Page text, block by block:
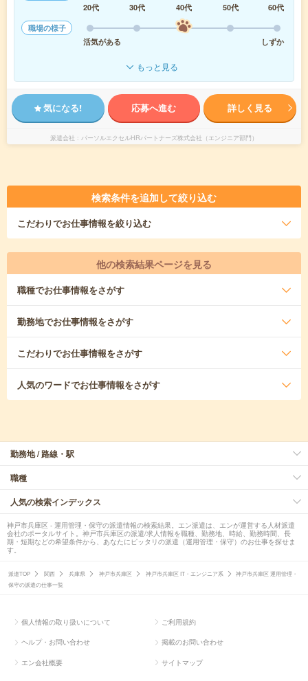
20代
30代 40代 50代
60代
職場の様子
活気がある
しずか
もっと見る
気になる! 応募へ進む 詳しく見る
派遣会社 パーソルエクセルHRパートナーズ株式会社（エンジニア部門）
検索条件を追加して絞り込む
こだわりでお仕事情報を絞り込む
他の検索結果ページを見る
職種でお仕事情報をさがす
勤務地でお仕事情報をさがす
こだわりでお仕事情報をさがす
人気のワードでお仕事情報をさがす
勤務地 / 路線・駅
職種
人気の検索インデックス
神戸市兵庫区 - 運用管理・保守の派遣情報の検索結果。エン派遣は、エンが運営する人材派遣
会社のポータルサイト。神戸市兵庫区の派遣/求人情報を職種、勤務地、時給、勤務時間、長
期・短期などの希望条件から、あなたにピッタリの派遣（運用管理・保守）のお仕事を探せま
す。
派遣TOP 関西 兵庫県 神戸市兵庫区 神戸市兵庫区 IT・エンジニア系
神戸市兵庫区 運用管理・
保守の派遣の仕事一覧
個人情報の取り扱いについて ご利用規約
ヘルプ・お問い合わせ 掲載のお問い合わせ
エン会社概要 サイトマップ